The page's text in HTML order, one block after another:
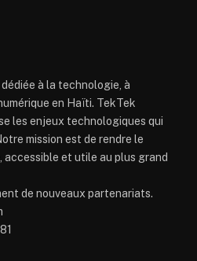
à la technologie, à
en Haïti. TekTek
les enjeux technologiques qui
mission est de rendre le
accessible et utile au plus grand
de nouveaux partenariats.